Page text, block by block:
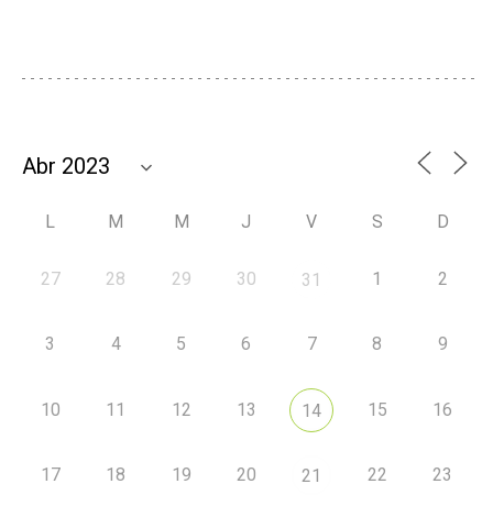
L M M J V S D
27 28 29 30 31 1 2
3 4 5 6 7 8 9
10 11 12 13 14 15 16
17 18 19 20 21 22 23